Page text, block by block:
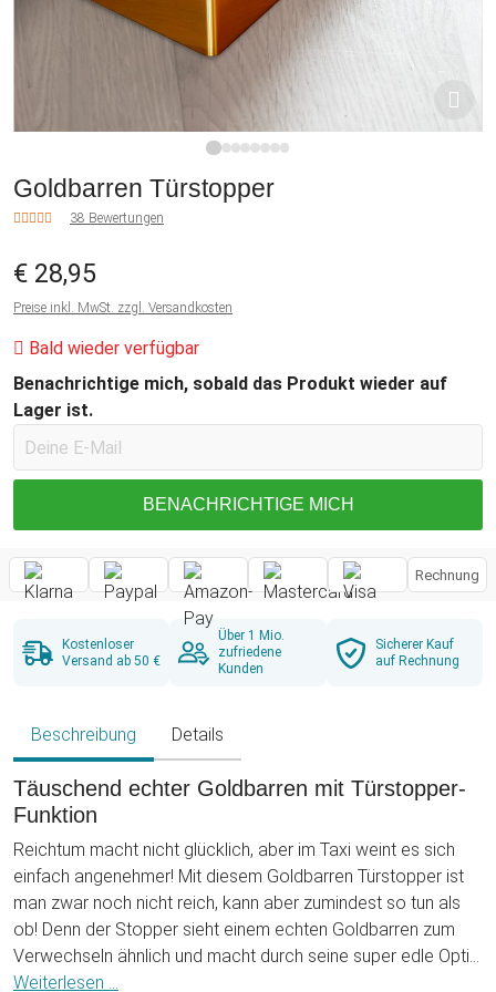
Goldbarren Türstopper
38 Bewertungen
€ 28,95
Preise inkl. MwSt. zzgl. Versandkosten
Bald wieder verfügbar
Benachrichtige mich, sobald das Produkt wieder auf
Lager ist.
BENACHRICHTIGE MICH
Rechnung
Kostenloser
Versand ab 50 €
Über 1 Mio.
zufriedene
Kunden
Sicherer Kauf
auf Rechnung
Beschreibung Details
Täuschend echter Goldbarren mit Türstopper-
Funktion
Reichtum macht nicht glücklich, aber im Taxi weint es sich
einfach angenehmer! Mit diesem Goldbarren Türstopper ist
man zwar noch nicht reich, kann aber zumindest so tun als
ob! Denn der Stopper sieht einem echten Goldbarren zum
Verwechseln ähnlich und macht durch seine super edle Optik
echt was her! Prunkvoll hält dieser Stopper jede Tür offen
Weiterlesen ...